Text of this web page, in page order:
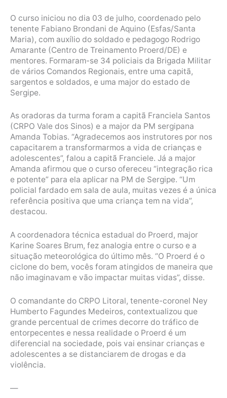
O curso iniciou no dia 03 de julho, coordenado pelo
tenente Fabiano Brondani de Aquino (Esfas/Santa
Maria), com auxílio do soldado e pedagogo Rodrigo
Amarante (Centro de Treinamento Proerd/DE) e
mentores. Formaram-se 34 policiais da Brigada Militar
de vários Comandos Regionais, entre uma capitã,
sargentos e soldados, e uma major do estado de
Sergipe.
As oradoras da turma foram a capitã Franciela Santos
(CRPO Vale dos Sinos) e a major da PM sergipana
Amanda Tobias. “Agradecemos aos instrutores por nos
capacitarem a transformarmos a vida de crianças e
adolescentes”, falou a capitã Franciele. Já a major
Amanda afirmou que o curso ofereceu “integração rica
e potente” para ela aplicar na PM de Sergipe. “Um
policial fardado em sala de aula, muitas vezes é a única
referência positiva que uma criança tem na vida”,
destacou.
A coordenadora técnica estadual do Proerd, major
Karine Soares Brum, fez analogia entre o curso e a
situação meteorológica do último mês. “O Proerd é o
ciclone do bem, vocês foram atingidos de maneira que
não imaginavam e vão impactar muitas vidas”, disse.
O comandante do CRPO Litoral, tenente-coronel Ney
Humberto Fagundes Medeiros, contextualizou que
grande percentual de crimes decorre do tráfico de
entorpecentes e nessa realidade o Proerd é um
diferencial na sociedade, pois vai ensinar crianças e
adolescentes a se distanciarem de drogas e da
violência.
—